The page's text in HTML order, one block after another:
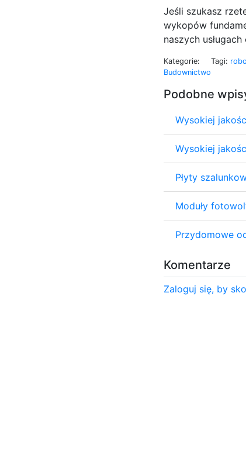
Jeśli szukasz
wykopów
naszych
Kategorie:
Budownictwo
Tagi:
Podobne
Wysokiej
Wysokiej
Płyty
Moduły
Przydomowe
Komentarze
Zaloguj się, by